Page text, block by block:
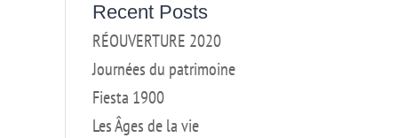
Recent Posts
RÉOUVERTURE 2020
Journées du patrimoine
Fiesta 1900
Les Âges de la vie